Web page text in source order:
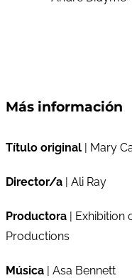
Más información
Título original | Mary
Director/a | Ali Ray
Productora | Exhibition
Productions
Música | Asa Bennett